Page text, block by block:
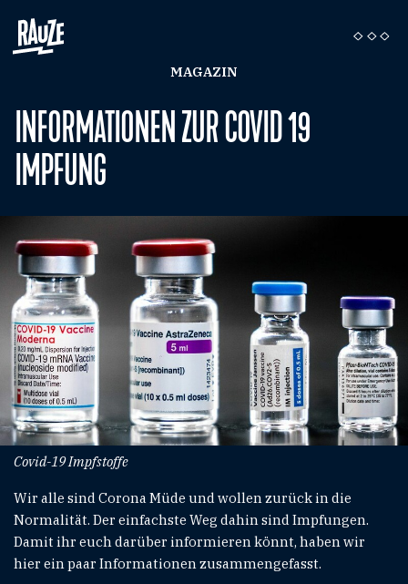
MAGAZIN
INFORMATIONEN ZUR COVID 19
IMPFUNG
Covid-19 Impfstoffe
Wir alle sind Corona Müde und wollen zurück in die
Normalität. Der einfachste Weg dahin sind Impfungen.
Damit ihr euch darüber informieren könnt, haben wir
hier ein paar Informationen zusammengefasst.